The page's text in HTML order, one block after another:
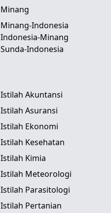
Minang
Minang-Indonesia
Indonesia-Minang
Sunda-Indonesia
Istilah Akuntansi
Istilah Asuransi
Istilah Ekonomi
Istilah Kesehatan
Istilah Kimia
Istilah Meteorologi
Istilah Parasitologi
Istilah Pertanian